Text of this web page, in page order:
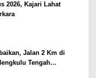
2026, Kajari Lahat
Jalan 2 Km di
Tengah